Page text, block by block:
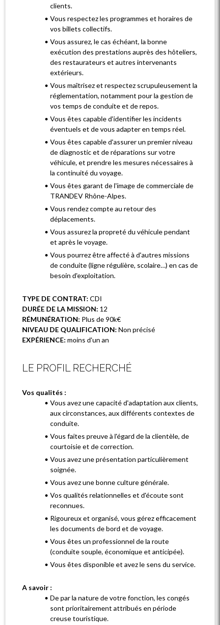
clients.
Vous respectez les programmes et horaires de
vos billets collectifs.
Vous assurez, le cas échéant, la bonne
exécution des prestations auprès des hôteliers,
des restaurateurs et autres intervenants
extérieurs.
Vous maîtrisez et respectez scrupuleusement la
réglementation, notamment pour la gestion de
vos temps de conduite et de repos.
Vous êtes capable d'identifier les incidents
éventuels et de vous adapter en temps réel.
Vous êtes capable d'assurer un premier niveau
de diagnostic et de réparations sur votre
véhicule, et prendre les mesures nécessaires à
la continuité du voyage.
Vous êtes garant de l'image de commerciale de
TRANDEV Rhône-Alpes.
Vous rendez compte au retour des
déplacements.
Vous assurez la propreté du véhicule pendant
et après le voyage.
Vous pourrez être affecté à d'autres missions
de conduite (ligne régulière, scolaire…) en cas de
besoin d'exploitation.
TYPE DE CONTRAT: CDI
DURÉE DE LA MISSION: 12
RÉMUNÉRATION: Plus de 90k€
NIVEAU DE QUALIFICATION: Non précisé
EXPÉRIENCE: moins d'un an
LE PROFIL RECHERCHÉ
Vos qualités :
Vous avez une capacité d'adaptation aux clients,
aux circonstances, aux différents contextes de
conduite.
Vous faites preuve à l'égard de la clientèle, de
courtoisie et de correction.
Vous avez une présentation particulièrement
soignée.
Vous avez une bonne culture générale.
Vos qualités relationnelles et d'écoute sont
reconnues.
Rigoureux et organisé, vous gérez efficacement
les documents de bord et de voyage.
Vous êtes un professionnel de la route
(conduite souple, économique et anticipée).
Vous êtes disponible et avez le sens du service.
A savoir :
De par la nature de votre fonction, les congés
sont prioritairement attribués en période
creuse touristique.